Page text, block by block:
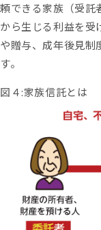
頼できる家族（受託
から生じる利益を受
や贈与、成年後見制
す。
図４:家族信託とは